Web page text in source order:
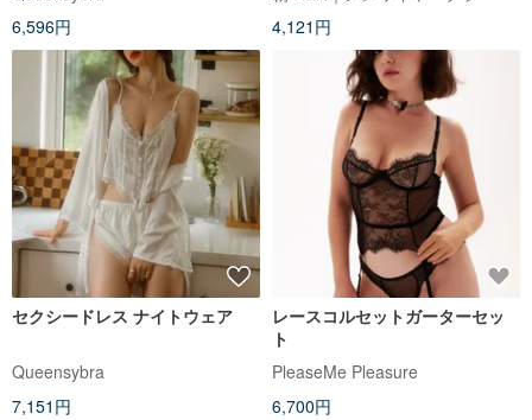
ジャマ サテンパジャマ
6,596円
4,121円
セクシードレス ナイトウェア
Queensybra
7,151円
レースコルセットガーターセッ
ト
PleaseMe Pleasure
6,700円